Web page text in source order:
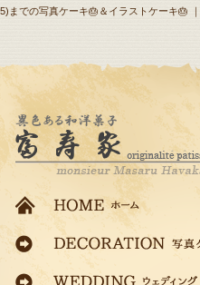
までの写真ケーキ🎂＆イラストケーキ🎂